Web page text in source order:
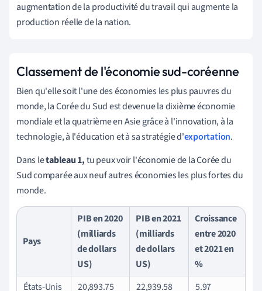
augmentation de la productivité du travail qui augmente la
production réelle de la nation.
Classement de l'économie sud-coréenne
Bien qu'elle soit l'une des économies les plus pauvres du
monde, la Corée du Sud est devenue la dixième économie
mondiale et la quatrième en Asie grâce à l'innovation, à la
technologie, à l'éducation et à sa stratégie d'exportation.
Dans letableau 1,tu peux voir l'économie de la Corée du
Sud comparée aux neuf autres économies les plus fortes du
monde.
Pays
PIB en 2020
(milliards
de dollars
US)
PIB en 2021
(milliards
de dollars
US)
Croissance
entre 2020
et 2021 en
%
États-Unis
20,893.75 22,939.58 5.97